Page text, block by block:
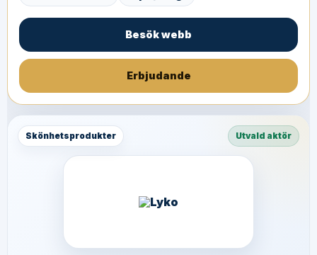
Besök webb
Erbjudande
Skönhetsprodukter Utvald aktör